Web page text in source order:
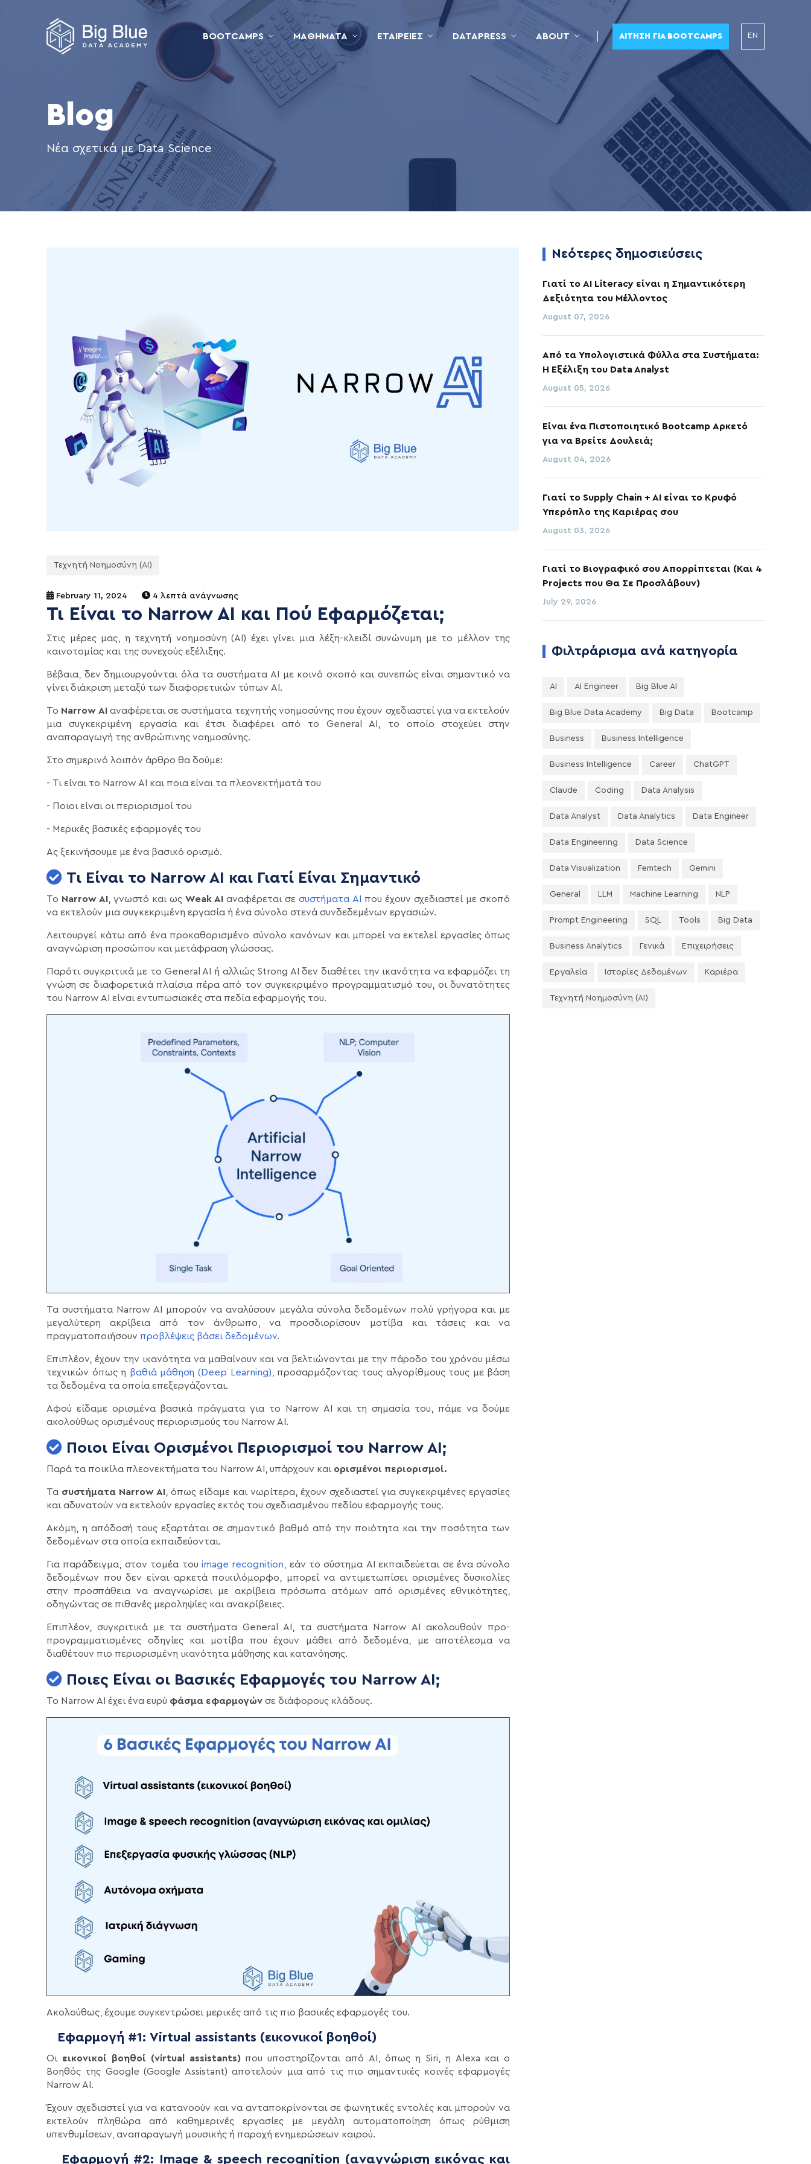
BOOTCAMPS ΜΑΘΉΜΑΤΑ ΕΤΑΙΡΕΊΕΣ DATAPRESS ABOUT ΑΊΤΗΣΗ ΓΙΑ BOOTCAMPS EN
Blog
Νέα σχετικά με Data Science
Τεχνητή Νοημοσύνη (AI)
February 11, 2024 4 λεπτά ανάγνωσης
Τι Είναι το Narrow AI και Πού Εφαρμόζεται;
Στις μέρες μας, η τεχνητή νοημοσύνη (AI) έχει γίνει μια λέξη-κλειδί συνώνυμη με το μέλλον της
καινοτομίας και της συνεχούς εξέλιξης.
Βέβαια, δεν δημιουργούνται όλα τα συστήματα AI με κοινό σκοπό και συνεπώς είναι σημαντικό να
γίνει διάκριση μεταξύ των διαφορετικών τύπων AI.
Το Narrow AIαναφέρεται σε συστήματα τεχνητής νοημοσύνης που έχουν σχεδιαστεί για να εκτελούν
μια συγκεκριμένη εργασία και έτσι διαφέρει από το General AI, το οποίο στοχεύει στην
αναπαραγωγή της ανθρώπινης νοημοσύνης.
Στο σημερινό λοιπόν άρθρο θα δούμε:
- Τι είναι το Narrow AI και ποια είναι τα πλεονεκτήματά του
- Ποιοι είναι οι περιορισμοί του
- Μερικές βασικές εφαρμογές του
Ας ξεκινήσουμε με ένα βασικό ορισμό.
Τι Είναι το Narrow AI και Γιατί Είναι Σημαντικό
Το Narrow AI , γνωστό και ωςWeak AI αναφέρεται σεσυστήματα AI
που έχουν σχεδιαστεί με σκοπό
να εκτελούν μια συγκεκριμένη εργασία ή ένα σύνολο στενά συνδεδεμένων εργασιών.
Λειτουργεί κάτω από ένα προκαθορισμένο σύνολο κανόνων και μπορεί να εκτελεί εργασίες όπως
αναγνώριση προσώπου και μετάφραση γλώσσας.
Παρότι συγκριτικά με το General AI ή αλλιώς Strong AI δεν διαθέτει την ικανότητα να εφαρμόζει τη
γνώση σε διαφορετικά πλαίσια πέρα από τον συγκεκριμένο προγραμματισμό του, οι δυνατότητες
του Narrow AI είναι εντυπωσιακές στα πεδία εφαρμογής του.
Τα συστήματα Narrow AI μπορούν να αναλύσουν μεγάλα σύνολα δεδομένων πολύ γρήγορα και με
μεγαλύτερη ακρίβεια από τον άνθρωπο, να προσδιορίσουν μοτίβα και τάσεις και να
πραγματοποιήσουν προβλέψεις βάσει δεδομένων.
Επιπλέον, έχουν την ικανότητα να μαθαίνουν και να βελτιώνονται με την πάροδο του χρόνου μέσω
τεχνικών όπως η βαθιά μάθηση (Deep Learning) , προσαρμόζοντας τους αλγορίθμους τους με βάση
τα δεδομένα τα οποία επεξεργάζονται.
Αφού είδαμε ορισμένα βασικά πράγματα για το Narrow AI και τη σημασία του, πάμε να δούμε
ακολούθως ορισμένους περιορισμούς του Narrow AI.
Ποιοι Είναι Ορισμένοι Περιορισμοί του Narrow AI;
Παρά τα ποικίλα πλεονεκτήματα του Narrow AI, υπάρχουν και ορισμένοι περιορισμοί.
Τα συστήματα Narrow AI , όπως είδαμε και νωρίτερα, έχουν σχεδιαστεί για συγκεκριμένες εργασίες
και αδυνατούν να εκτελούν εργασίες εκτός του σχεδιασμένου πεδίου εφαρμογής τους.
Ακόμη, η απόδοσή τους εξαρτάται σε σημαντικό βαθμό από την ποιότητα και την ποσότητα των
δεδομένων στα οποία εκπαιδεύονται.
Για παράδειγμα, στον τομέα του image recognition , εάν το σύστημα AI εκπαιδεύεται σε ένα σύνολο
δεδομένων που δεν είναι αρκετά ποικιλόμορφο, μπορεί να αντιμετωπίσει ορισμένες δυσκολίες
στην προσπάθεια να αναγνωρίσει με ακρίβεια πρόσωπα ατόμων από ορισμένες εθνικότητες,
οδηγώντας σε πιθανές μεροληψίες και ανακρίβειες.
Επιπλέον, συγκριτικά με τα συστήματα General AI, τα συστήματα Narrow AI ακολουθούν προ-
προγραμματισμένες οδηγίες και μοτίβα που έχουν μάθει από δεδομένα, με αποτέλεσμα να
διαθέτουν πιο περιορισμένη ικανότητα μάθησης και κατανόησης.
Ποιες Είναι οι Βασικές Εφαρμογές του Narrow AI;
Το Narrow AI έχει ένα ευρύ φάσμα εφαρμογών σε διάφορους κλάδους.
Ακολούθως, έχουμε συγκεντρώσει μερικές από τις πιο βασικές εφαρμογές του.
Εφαρμογή #1: Virtual assistants (εικονικοί βοηθοί)
Οι εικονικοί βοηθοί (virtual assistants) που υποστηρίζονται από AI, όπως η Siri, η Alexa και ο
Βοηθός της Google (Google Assistant) αποτελούν μια από τις πιο σημαντικές κοινές εφαρμογές
Narrow AI.
Έχουν σχεδιαστεί για να κατανοούν και να ανταποκρίνονται σε φωνητικές εντολές και μπορούν να
εκτελούν πληθώρα από καθημερινές εργασίες με μεγάλη αυτοματοποίηση όπως ρύθμιση
υπενθυμίσεων, αναπαραγωγή μουσικής ή παροχή ενημερώσεων καιρού.
Εφαρμογή #2: Image & speech recognition (αναγνώριση εικόνας και
Νεότερες δημοσιεύσεις
Γιατί το AI Literacy είναι η Σημαντικότερη
Δεξιότητα του Μέλλοντος
August 07, 2026
Από τα Υπολογιστικά Φύλλα στα Συστήματα:
Η Εξέλιξη του Data Analyst
August 05, 2026
Είναι ένα Πιστοποιητικό Bootcamp Αρκετό
για να Βρείτε Δουλειά;
August 04, 2026
Γιατί το Supply Chain + AI είναι το Κρυφό
Υπερόπλο της Καριέρας σου
August 03, 2026
Γιατί το Βιογραφικό σου Απορρίπτεται (Και 4
Projects που Θα Σε Προσλάβουν)
July 29, 2026
Φιλτράρισμα ανά κατηγορία
AI AI Engineer Big Blue AI
Big Blue Data Academy Big Data Bootcamp
Business Business Intelligence
Business Intelligence Career ChatGPT
Claude Coding Data Analysis
Data Analyst Data Analytics Data Engineer
Data Engineering Data Science
Data Visualization Femtech Gemini
General LLM Machine Learning NLP
Prompt Engineering SQL Tools Big Data
Business Analytics Γενικά Επιχειρήσεις
Εργαλεία Ιστορίες Δεδομένων Καριέρα
Τεχνητή Νοημοσύνη (AI)